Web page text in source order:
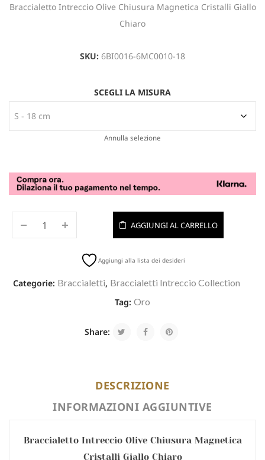
Braccialetto Intreccio Olive Chiusura Magnetica Cristalli Giallo
Chiaro
SKU: 6BI0016-6MC0010-18
SCEGLI LA MISURA
Annulla selezione
AGGIUNGI AL CARRELLO
Aggiungi alla lista dei desideri
Categorie: Braccialetti, Braccialetti Intreccio Collection
Tag: Oro
Share:
DESCRIZIONE
INFORMAZIONI AGGIUNTIVE
Braccialetto Intreccio Olive Chiusura Magnetica
Cristalli Giallo Chiaro